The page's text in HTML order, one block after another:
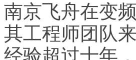
南京飞舟在变
其工程师团队
经验超过十年